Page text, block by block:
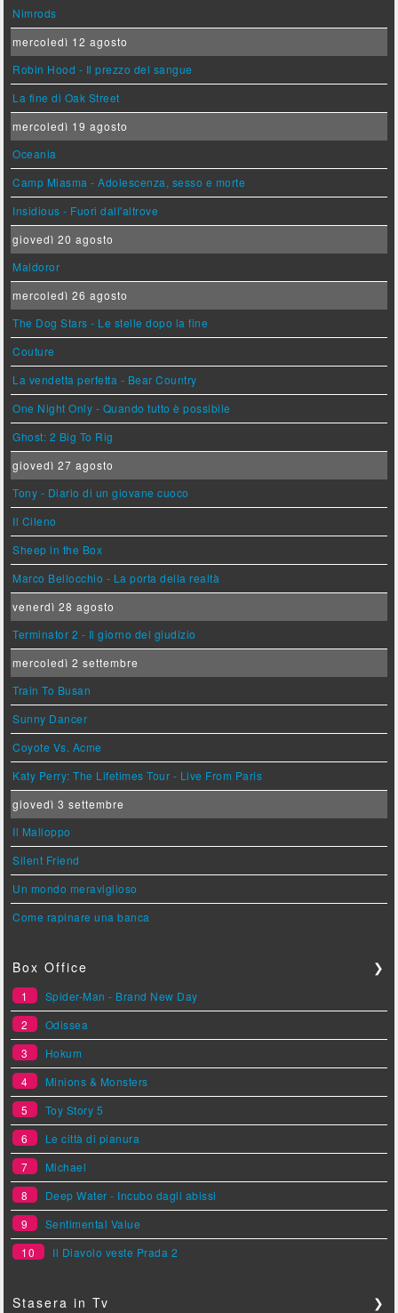
Nimrods
mercoledì 12 agosto
Robin Hood - Il prezzo del sangue
La fine di Oak Street
mercoledì 19 agosto
Oceania
Camp Miasma - Adolescenza, sesso e morte
Insidious - Fuori dall'altrove
giovedì 20 agosto
Maldoror
mercoledì 26 agosto
The Dog Stars - Le stelle dopo la fine
Couture
La vendetta perfetta - Bear Country
One Night Only - Quando tutto è possibile
Ghost: 2 Big To Rig
giovedì 27 agosto
Tony - Diario di un giovane cuoco
Il Cileno
Sheep in the Box
Marco Bellocchio - La porta della realtà
venerdì 28 agosto
Terminator 2 - Il giorno del giudizio
mercoledì 2 settembre
Train To Busan
Sunny Dancer
Coyote Vs. Acme
Katy Perry: The Lifetimes Tour - Live From Paris
giovedì 3 settembre
Il Malloppo
Silent Friend
Un mondo meraviglioso
Come rapinare una banca
Box Office ❯
1
Spider-Man - Brand New Day
2
Odissea
3
Hokum
4
Minions & Monsters
5
Toy Story 5
6
Le città di pianura
7
Michael
8
Deep Water - Incubo dagli abissi
9
Sentimental Value
10
Il Diavolo veste Prada 2
Stasera in Tv ❯